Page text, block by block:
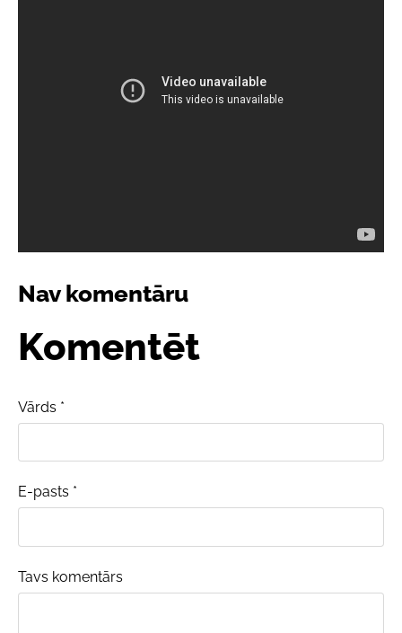
Nav komentāru
Komentēt
Vārds *
E-pasts *
Tavs komentārs